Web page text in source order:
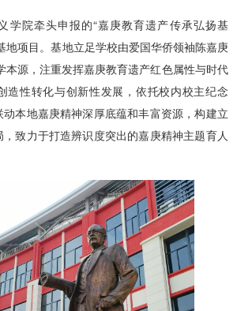
学院牵头申报的“嘉庚教育遗产传承弘扬基
地项目。基地立足学校由爱国华侨领袖陈嘉庚
本源，注重发挥嘉庚教育遗产红色属性与时代
造性转化与创新性发展，依托校内校主纪念
本地嘉庚精神深厚底蕴和丰富资源，构建立
致力于打造辨识度突出的嘉庚精神主题育人